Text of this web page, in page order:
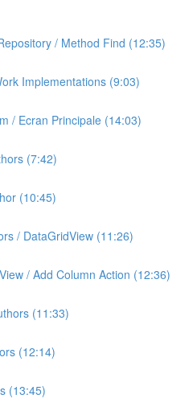
/ Method Find (12:35)
Implementations (9:03)
/ Ecran Principale (14:03)
(7:42)
(10:45)
/ DataGridView (11:26)
/ Add Column Action (12:36)
(11:33)
(12:14)
(13:45)